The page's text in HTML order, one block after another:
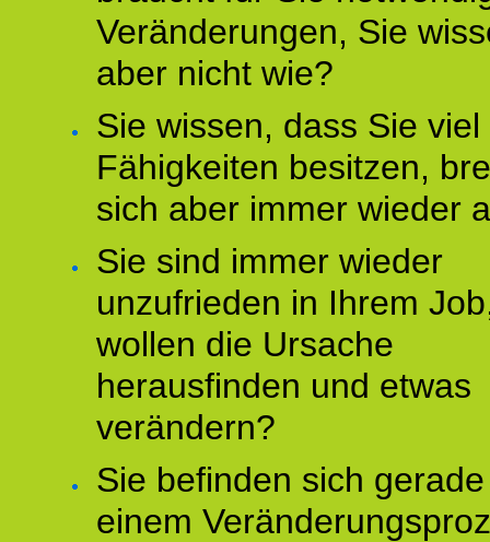
Veränderungen, Sie
aber nicht wie?
Sie wissen, dass Sie
Fähigkeiten besitzen,
sich aber immer wieder
Sie sind immer wieder
unzufrieden in Ihrem
wollen die Ursache
herausfinden und etwas
verändern?
Sie befinden sich
einem